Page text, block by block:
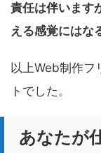
責任は伴います
える感覚にはな
以上Web制作フ
トでした。
あなたが